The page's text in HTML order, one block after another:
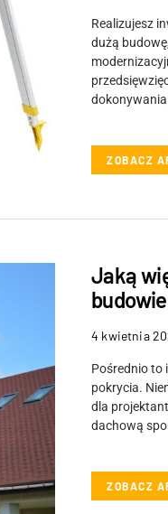
Realizujesz
dużą
ZOBACZ
Jaką
4 kwietnia
Pośrednio to
pokrycia.
dla
dachową
ZOBACZ